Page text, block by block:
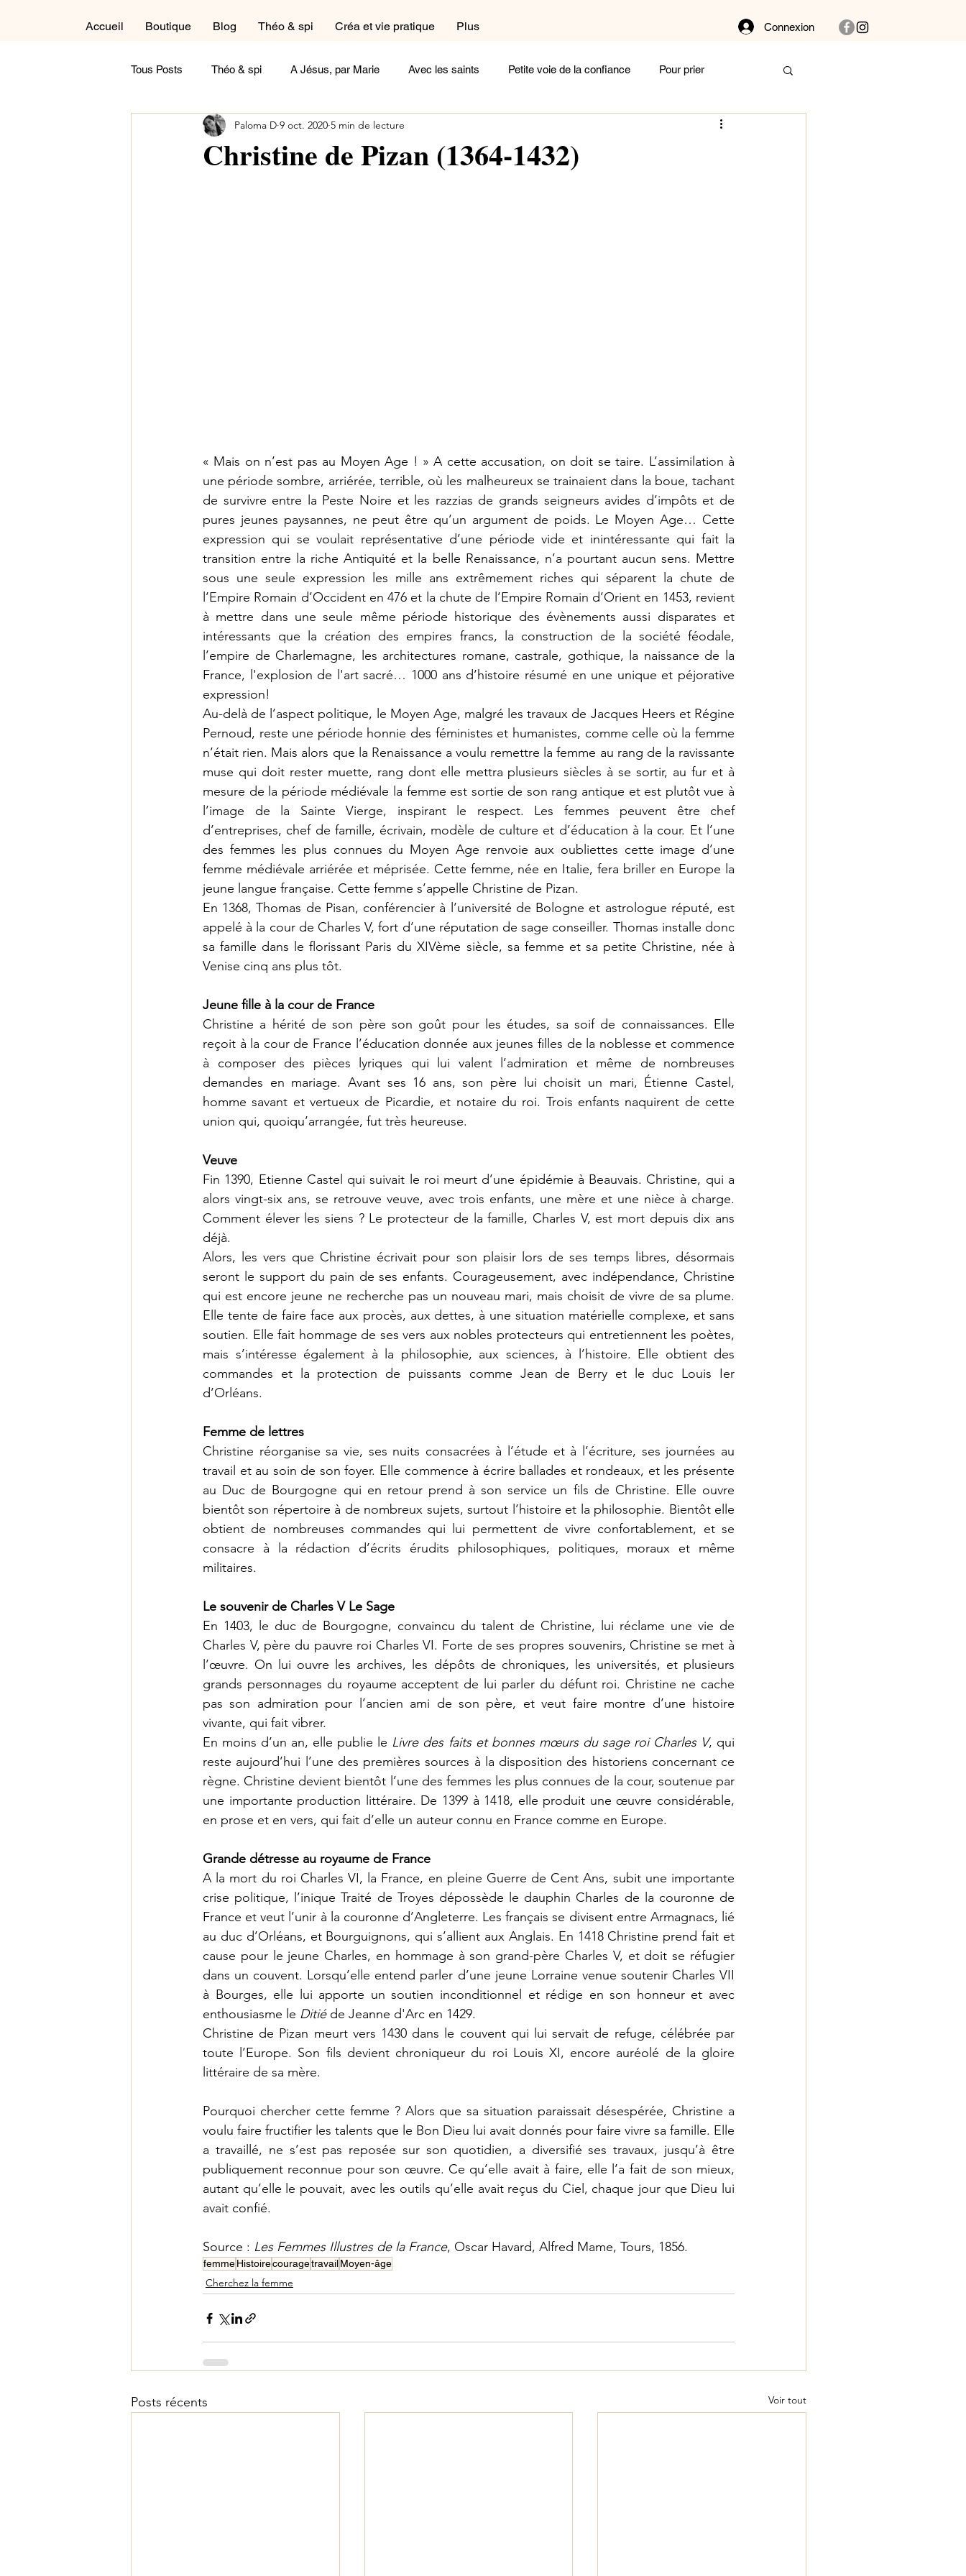
Accueil Boutique Blog Théo & spi Créa et vie pratique Plus Connexion
Tous Posts Théo & spi A Jésus, par Marie Avec les saints Petite voie de la confiance Pour prier
Autour du cycle liturgique Créa et vie pratique Dans la buanderie
Christine de Pizan (1364-1432)
Paloma D 9 oct. 2020 5 min de lecture
« Mais on n’est pas au Moyen Age ! » A cette accusation, on doit se taire. L’assimilation à
une période sombre, arriérée, terrible, où les malheureux se trainaient dans la boue, tachant
de survivre entre la Peste Noire et les razzias de grands seigneurs avides d’impôts et de
pures jeunes paysannes, ne peut être qu’un argument de poids. Le Moyen Age… Cette
expression qui se voulait représentative d’une période vide et inintéressante qui fait la
transition entre la riche Antiquité et la belle Renaissance, n’a pourtant aucun sens. Mettre
sous une seule expression les mille ans extrêmement riches qui séparent la chute de
l’Empire Romain d’Occident en 476 et la chute de l’Empire Romain d’Orient en 1453, revient
à mettre dans une seule même période historique des évènements aussi disparates et
intéressants que la création des empires francs, la construction de la société féodale,
l’empire de Charlemagne, les architectures romane, castrale, gothique, la naissance de la
France, l'explosion de l'art sacré… 1000 ans d’histoire résumé en une unique et péjorative
expression!
Au-delà de l’aspect politique, le Moyen Age, malgré les travaux de Jacques Heers et Régine
Pernoud, reste une période honnie des féministes et humanistes, comme celle où la femme
n’était rien. Mais alors que la Renaissance a voulu remettre la femme au rang de la ravissante
muse qui doit rester muette, rang dont elle mettra plusieurs siècles à se sortir, au fur et à
mesure de la période médiévale la femme est sortie de son rang antique et est plutôt vue à
l’image de la Sainte Vierge, inspirant le respect. Les femmes peuvent être chef
d’entreprises, chef de famille, écrivain, modèle de culture et d’éducation à la cour. Et l’une
des femmes les plus connues du Moyen Age renvoie aux oubliettes cette image d’une
femme médiévale arriérée et méprisée. Cette femme, née en Italie, fera briller en Europe la
jeune langue française. Cette femme s’appelle Christine de Pizan.
En 1368, Thomas de Pisan, conférencier à l’université de Bologne et astrologue réputé, est
appelé à la cour de Charles V, fort d’une réputation de sage conseiller. Thomas installe donc
sa famille dans le florissant Paris du XIVème siècle, sa femme et sa petite Christine, née à
Venise cinq ans plus tôt.
Jeune fille à la cour de France
Christine a hérité de son père son goût pour les études, sa soif de connaissances. Elle
reçoit à la cour de France l’éducation donnée aux jeunes filles de la noblesse et commence
à composer des pièces lyriques qui lui valent l’admiration et même de nombreuses
demandes en mariage. Avant ses 16 ans, son père lui choisit un mari, Étienne Castel,
homme savant et vertueux de Picardie, et notaire du roi. Trois enfants naquirent de cette
union qui, quoiqu’arrangée, fut très heureuse.
Veuve
Fin 1390, Etienne Castel qui suivait le roi meurt d’une épidémie à Beauvais. Christine, qui a
alors vingt-six ans, se retrouve veuve, avec trois enfants, une mère et une nièce à charge.
Comment élever les siens ? Le protecteur de la famille, Charles V, est mort depuis dix ans
déjà.
Alors, les vers que Christine écrivait pour son plaisir lors de ses temps libres, désormais
seront le support du pain de ses enfants. Courageusement, avec indépendance, Christine
qui est encore jeune ne recherche pas un nouveau mari, mais choisit de vivre de sa plume.
Elle tente de faire face aux procès, aux dettes, à une situation matérielle complexe, et sans
soutien. Elle fait hommage de ses vers aux nobles protecteurs qui entretiennent les poètes,
mais s’intéresse également à la philosophie, aux sciences, à l’histoire. Elle obtient des
commandes et la protection de puissants comme Jean de Berry et le duc Louis Ier
d’Orléans.
Femme de lettres
Christine réorganise sa vie, ses nuits consacrées à l’étude et à l’écriture, ses journées au
travail et au soin de son foyer. Elle commence à écrire ballades et rondeaux, et les présente
au Duc de Bourgogne qui en retour prend à son service un fils de Christine. Elle ouvre
bientôt son répertoire à de nombreux sujets, surtout l’histoire et la philosophie. Bientôt elle
obtient de nombreuses commandes qui lui permettent de vivre confortablement, et se
consacre à la rédaction d’écrits érudits philosophiques, politiques, moraux et même
militaires.
Le souvenir de Charles V Le Sage
En 1403, le duc de Bourgogne, convaincu du talent de Christine, lui réclame une vie de
Charles V, père du pauvre roi Charles VI. Forte de ses propres souvenirs, Christine se met à
l’œuvre. On lui ouvre les archives, les dépôts de chroniques, les universités, et plusieurs
grands personnages du royaume acceptent de lui parler du défunt roi. Christine ne cache
pas son admiration pour l’ancien ami de son père, et veut faire montre d’une histoire
vivante, qui fait vibrer.
En moins d’un an, elle publie le Livre des faits et bonnes mœurs du sage roi Charles V, qui
reste aujourd’hui l’une des premières sources à la disposition des historiens concernant ce
règne. Christine devient bientôt l’une des femmes les plus connues de la cour, soutenue par
une importante production littéraire. De 1399 à 1418, elle produit une œuvre considérable,
en prose et en vers, qui fait d’elle un auteur connu en France comme en Europe.
Grande détresse au royaume de France
A la mort du roi Charles VI, la France, en pleine Guerre de Cent Ans, subit une importante
crise politique, l’inique Traité de Troyes dépossède le dauphin Charles de la couronne de
France et veut l’unir à la couronne d’Angleterre. Les français se divisent entre Armagnacs, lié
au duc d’Orléans, et Bourguignons, qui s’allient aux Anglais. En 1418 Christine prend fait et
cause pour le jeune Charles, en hommage à son grand-père Charles V, et doit se réfugier
dans un couvent. Lorsqu’elle entend parler d’une jeune Lorraine venue soutenir Charles VII
à Bourges, elle lui apporte un soutien inconditionnel et rédige en son honneur et avec
enthousiasme le Ditié de Jeanne d'Arc en 1429.
Christine de Pizan meurt vers 1430 dans le couvent qui lui servait de refuge, célébrée par
toute l’Europe. Son fils devient chroniqueur du roi Louis XI, encore auréolé de la gloire
littéraire de sa mère.
Pourquoi chercher cette femme ? Alors que sa situation paraissait désespérée, Christine a
voulu faire fructifier les talents que le Bon Dieu lui avait donnés pour faire vivre sa famille. Elle
a travaillé, ne s’est pas reposée sur son quotidien, a diversifié ses travaux, jusqu’à être
publiquement reconnue pour son œuvre. Ce qu’elle avait à faire, elle l’a fait de son mieux,
autant qu’elle le pouvait, avec les outils qu’elle avait reçus du Ciel, chaque jour que Dieu lui
avait confié.
Source : Les Femmes Illustres de la France, Oscar Havard, Alfred Mame, Tours, 1856.
femmeHistoirecouragetravailMoyen-âge
Cherchez la femme
Posts récents Voir tout